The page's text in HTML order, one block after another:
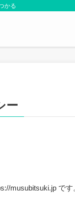
かる
ー
musubitsuki.jp です